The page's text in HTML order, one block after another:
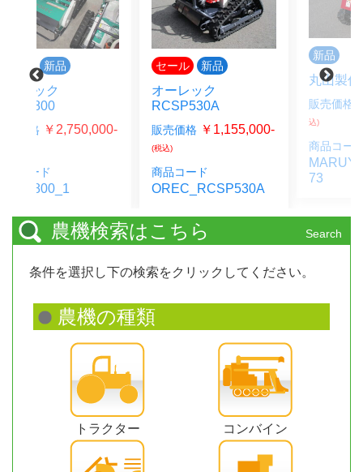
セール
オーレック
RCSP530A
販売価格 ￥1,155,000-
OREC_RCSP530A
新品
丸山製作所 HNJ-73
販売価格 ￥792,000-(税
MARUYAMA_HNJ-
農機検索はこちら Search
条件を選択し下の検索をクリックしてください。
トラクター コンバイン